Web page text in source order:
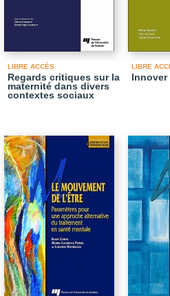
LIBRE ACCÈS
Regards critiques sur la
maternité dans divers
contextes sociaux
LIBRE